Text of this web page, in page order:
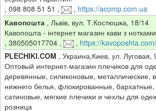
, 098 808 51 51 , , https://acomp.com.ua
Кавопошта, Львів, вул. Т.Костюшка, 18/14
Кавопошта - інтернет магазин кави з
, 380505017704, , https://kavoposhta.com/
PLECHIKI.COM , Украина,Киев, ул.
Оптовый интернет-магазин плечиков для
деревянные, силиконовые, металлические,
нижнего белья, флокированные, бархатные,
сатиновые, мягкие плечики и чехлы для
розница